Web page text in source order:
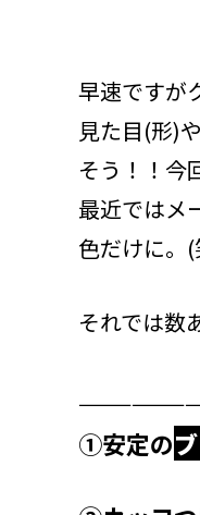
早速ですが
見た目(形)
そう！！今
最近ではメ
色だけに。(
それでは数
①安定の